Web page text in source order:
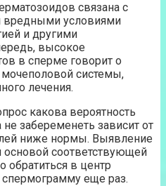
связана с
вредными условиями
и другими
высокое
в сперме говорит о
системы,
лечения.
какова вероятность
забеременеть зависит от
ниже нормы. Выявление
основой соответствующей
обратиться в центр
еще раз.